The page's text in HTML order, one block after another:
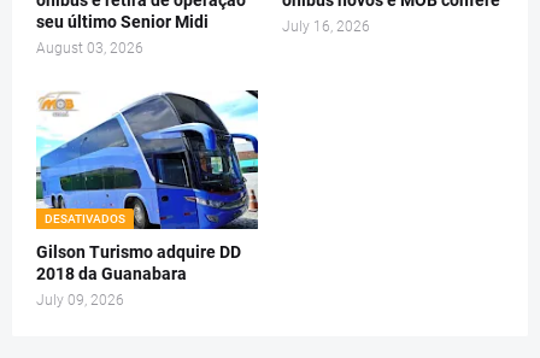
seu último Senior Midi
August 03, 2026
July 16, 2026
DESATIVADOS
Gilson Turismo adquire DD
2018 da Guanabara
July 09, 2026